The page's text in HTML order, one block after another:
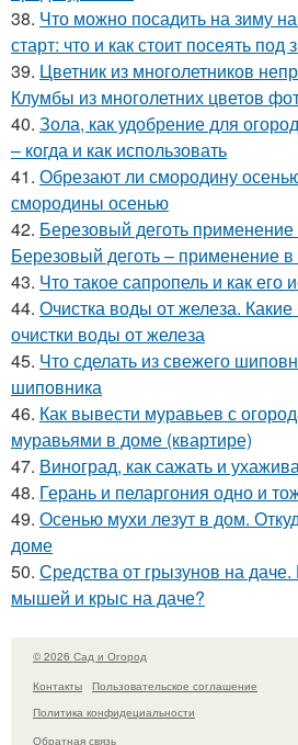
38. Что можно посадить на зиму
старт: что и как стоит посеять под
39. Цветник из многолетников
Клумбы из многолетних цветов
40. Зола, как удобрение для
– когда и как использовать
41. Обрезают ли смородину
смородины осенью
42. Березовый деготь применение
Березовый деготь – применение в
43. Что такое сапропель и как его
44. Очистка воды от железа.
очистки воды от железа
45. Что сделать из свежего
шиповника
46. Как вывести муравьев с
муравьями в доме (квартире)
47. Виноград, как сажать и
48. Герань и пеларгония одно и
49. Осенью мухи лезут в дом.
доме
50. Средства от грызунов на даче.
мышей и крыс на даче?
© 2026 Сад и Огород
Контакты
Пользовательское соглашение
Политика конфидециальности
Обратная связь